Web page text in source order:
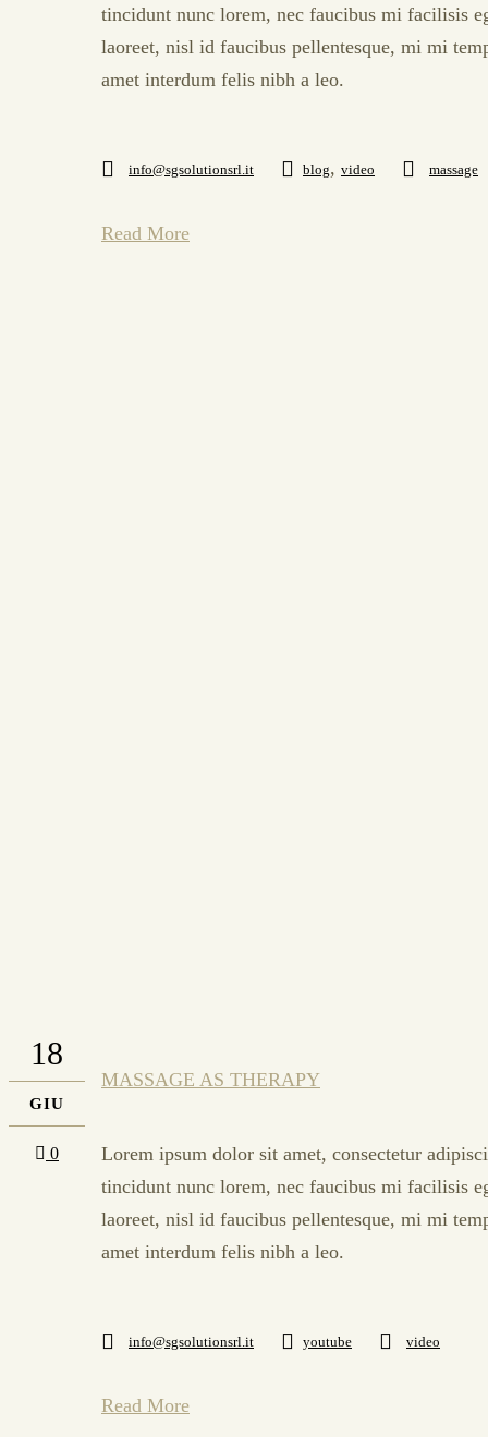
tincidunt nunc lorem, nec faucibus mi facilisis
laoreet, nisl id faucibus pellentesque, mi mi
amet interdum felis nibh a leo.
info@sgsolutionsrl.it blog, video massage
Read More
18
GIU
0
MASSAGE AS THERAPY
Lorem ipsum dolor sit amet, consectetur
tincidunt nunc lorem, nec faucibus mi facilisis
laoreet, nisl id faucibus pellentesque, mi mi
amet interdum felis nibh a leo.
info@sgsolutionsrl.it youtube video
Read More